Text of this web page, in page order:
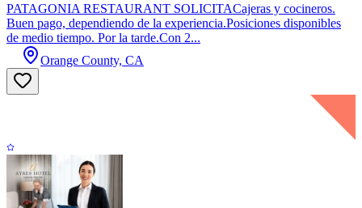
PATAGONIA RESTAURANT SOLICITACajeras y cocineros.
Buen pago, dependiendo de la experiencia.Posiciones disponibles
de medio tiempo. Por la tarde.Con 2...
Orange County, CA